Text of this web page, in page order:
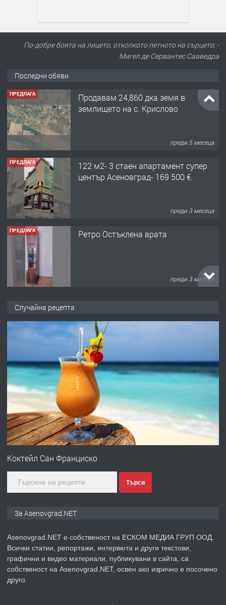
По-добре боята на лицето, отколкото петното на сърцето. -
Мигел де Сервантес Сааведра
Последни обяви
ПРЕДЛАГА
Продавам 24,860 дка земя в
землището на с. Крислово
преди 5 месеца
ПРЕДЛАГА
122 м2- 3 стаен апартамент супер
център Асеновград- 169 500 €.
преди 3 месеца
ПРЕДЛАГА Ретро Остъклена врата
преди 3 месеца
ПРЕДЛАГА
Професионална броячна машина -
със сертификат от ЕЦБ
преди 1 година
ПРЕДЛАГА
Професионална зеленчукорезачка
преди 2 години
ПРЕДЛАГА
Давам индивидуалани уроци по
Случайна рецепта
Коктейл Сан Франциско
Търси
За Asenovgrad.NET
Asenovgrad.NET е собственост на ЕСКОМ МЕДИА ГРУП ООД.
Всички статии, репортажи, интервюта и други текстови,
графични и видео материали, публикувани в сайта, са
собственост на Asenovgrad.NET, освен ако изрично е посочено
друго.